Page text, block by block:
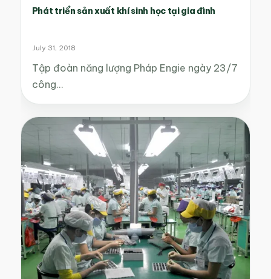
Phát triển sản xuất khí sinh học tại gia đình
July 31, 2018
Tập đoàn năng lượng Pháp Engie ngày 23/7
công…